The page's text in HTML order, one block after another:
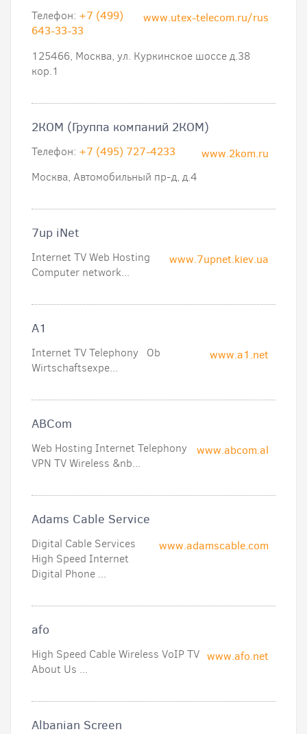
www.utex-telecom.ru/rus
Телефон: +7 (499)
643-33-33
125466, Москва, ул. Куркинское шоссе д.38
кор.1
2КOM (Группа компаний 2КОМ)
www.2kom.ru
Телефон: +7 (495) 727-4233
Москва, Автомобильный пр-д, д.4
7up iNet
www.7upnet.kiev.ua
Internet TV Web Hosting
Computer network...
A1
www.a1.net
Internet TV Telephony Ob
Wirtschaftsexpe...
ABCom
www.abcom.al
Web Hosting Internet Telephony
VPN TV Wireless &nb...
Adams Cable Service
www.adamscable.com
Digital Cable Services
High Speed Internet
Digital Phone ...
afo
www.afo.net
High Speed Cable Wireless VoIP TV
About Us ...
Albanian Screen